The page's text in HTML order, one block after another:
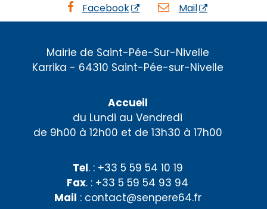
Facebook Mail
Mairie de Saint-Pée-Sur-Nivelle
Karrika - 64310 Saint-Pée-sur-Nivelle
Accueil
du Lundi au Vendredi
de 9h00 à 12h00 et de 13h30 à 17h00
Tel. : +33 5 59 54 10 19
Fax. : +33 5 59 54 93 94
Mail : contact@senpere64.fr